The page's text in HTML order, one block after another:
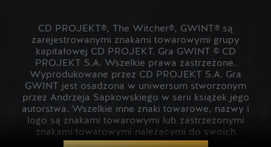
CD PROJEKT®, The Witcher®, GWINT® są
zarejestrowanymi znakami towarowymi grupy
kapitałowej CD PROJEKT. Gra GWINT © CD
PROJEKT S.A. Wszelkie prawa zastrzeżone.
Wyprodukowane przez CD PROJEKT S.A. Gra
GWINT jest osadzona w uniwersum stworzonym
przez Andrzeja Sapkowskiego w serii książek jego
autorstwa. Wszelkie inne znaki towarowe, nazwy i
logo są znakami towarowymi lub zastrzeżonymi
znakami towarowymi należącymi do swoich
prawowitych właścicieli.